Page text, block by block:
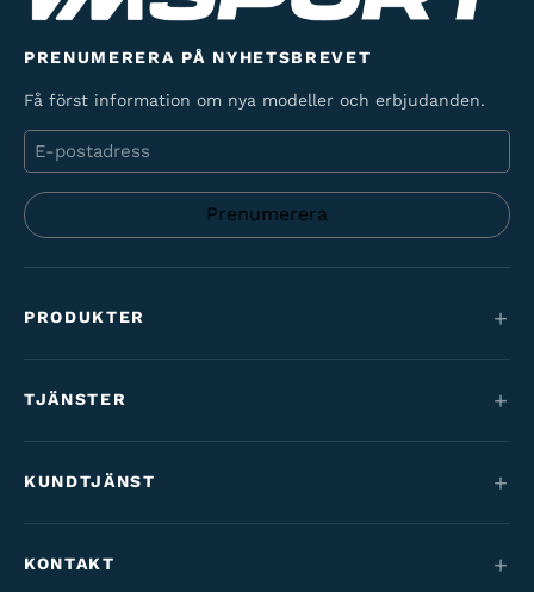
PRENUMERERA PÅ NYHETSBREVET
Få först information om nya modeller och erbjudanden.
E-
post
PRODUKTER
Maantie & gravel
Barncyklar
Varaosat & tarvikkeet
TJÄNSTER
Cykelförmån
KUNDTJÄNST
KONTAKT